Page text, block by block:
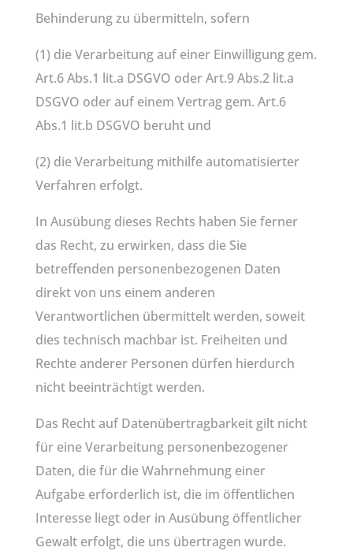
Behinderung zu übermitteln, sofern
(1) die Verarbeitung auf einer Einwilligung gem.
Art.6 Abs.1 lit.a DSGVO oder Art.9 Abs.2 lit.a
DSGVO oder auf einem Vertrag gem. Art.6
Abs.1 lit.b DSGVO beruht und
(2) die Verarbeitung mithilfe automatisierter
Verfahren erfolgt.
In Ausübung dieses Rechts haben Sie ferner
das Recht, zu erwirken, dass die Sie
betreffenden personenbezogenen Daten
direkt von uns einem anderen
Verantwortlichen übermittelt werden, soweit
dies technisch machbar ist. Freiheiten und
Rechte anderer Personen dürfen hierdurch
nicht beeinträchtigt werden.
Das Recht auf Datenübertragbarkeit gilt nicht
für eine Verarbeitung personenbezogener
Daten, die für die Wahrnehmung einer
Aufgabe erforderlich ist, die im öffentlichen
Interesse liegt oder in Ausübung öffentlicher
Gewalt erfolgt, die uns übertragen wurde.